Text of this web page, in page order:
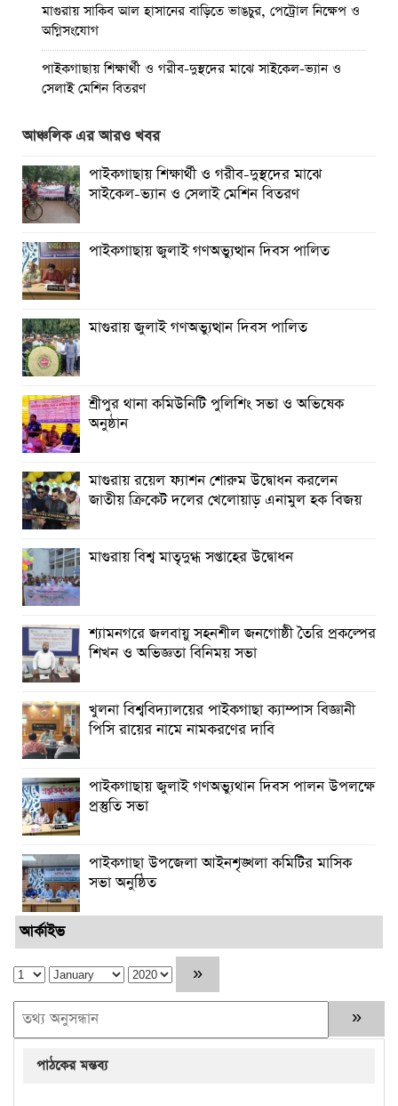
মাগুরায় সাকিব আল হাসানের বাড়িতে ভাঙচুর, পেট্রোল নিক্ষেপ ও
অগ্নিসংযোগ
পাইকগাছায় শিক্ষার্থী ও গরীব-দুস্থদের মাঝে সাইকেল-ভ্যান ও
সেলাই মেশিন বিতরণ
পাইকগাছায় জুলাই উদযাপন উপলক্ষে বিএনপির আনন্দ মিছিল ও
সমাবেশ
পাইকগাছায় জুলাই গণঅভ্যুত্থান দিবস পালিত
মাগুরায় জুলাই গণঅভ্যুত্থান দিবস পালিত
বর্ষার প্রকৃতি রাঙিয়ে তুলেছে কদম ফুল
আঞ্চলিক এর আরও খবর
পাইকগাছায় শিক্ষার্থী ও গরীব-দুস্থদের মাঝে
সাইকেল-ভ্যান ও সেলাই মেশিন বিতরণ
পাইকগাছায় জুলাই গণঅভ্যুত্থান দিবস পালিত
মাগুরায় জুলাই গণঅভ্যুত্থান দিবস পালিত
শ্রীপুর থানা কমিউনিটি পুলিশিং সভা ও অভিষেক
অনুষ্ঠান
মাগুরায় রয়েল ফ্যাশন শোরুম উদ্বোধন করলেন
জাতীয় ক্রিকেট দলের খেলোয়াড় এনামুল হক বিজয়
মাগুরায় বিশ্ব মাতৃদুগ্ধ সপ্তাহের উদ্বোধন
শ্যামনগরে জলবায়ু সহনশীল জনগোষ্ঠী তৈরি প্রকল্পের
শিখন ও অভিজ্ঞতা বিনিময় সভা
খুলনা বিশ্ববিদ্যালয়ের পাইকগাছা ক্যাম্পাস বিজ্ঞানী
পিসি রায়ের নামে নামকরণের দাবি
পাইকগাছায় জুলাই গণঅভ্যুথান দিবস পালন উপলক্ষে
প্রস্তুতি সভা
পাইকগাছা উপজেলা আইনশৃঙ্খলা কমিটির মাসিক
সভা অনুষ্ঠিত
আর্কাইভ
পাঠকের মন্তব্য